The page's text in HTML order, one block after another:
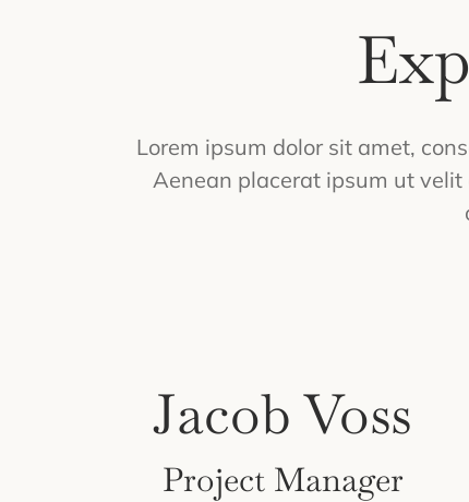
Lorem ipsum dolor sit amet,
Aenean placerat ipsum ut
Jacob Voss
Project Manager